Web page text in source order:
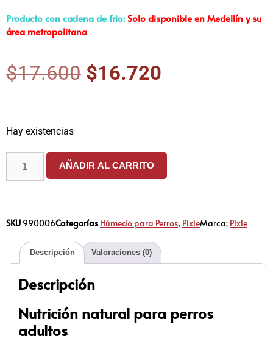
Producto con cadena de frio:Solo disponible en Medellín y su
área metropolitana
$17.600 $16.720
Hay existencias
AÑADIR AL CARRITO
SKU 990006Categorías Húmedo para Perros, PixieMarca: Pixie
Descripción Valoraciones (0)
Descripción
Nutrición natural para perros
adultos